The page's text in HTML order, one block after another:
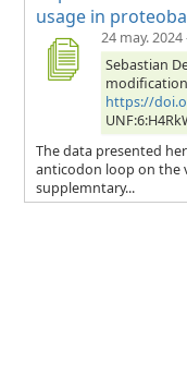
usage in
24 may. 2024
Sebastian
https://
The data presented
anticodon loop on the
supplemntary...